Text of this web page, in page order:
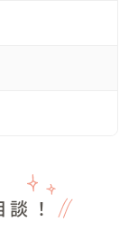
撮影させていた
談！